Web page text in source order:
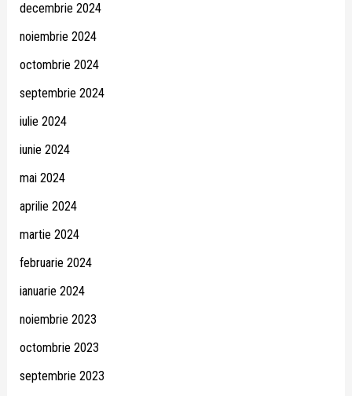
decembrie 2024
noiembrie 2024
octombrie 2024
septembrie 2024
iulie 2024
iunie 2024
mai 2024
aprilie 2024
martie 2024
februarie 2024
ianuarie 2024
noiembrie 2023
octombrie 2023
septembrie 2023